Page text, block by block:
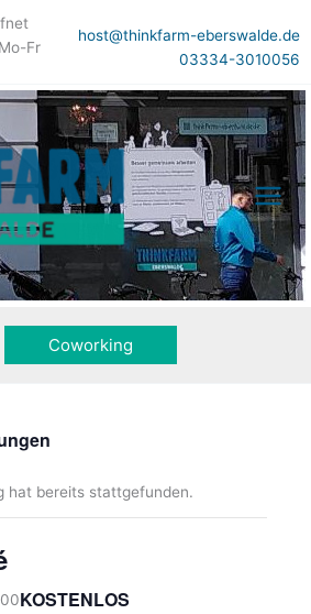
Fr
host@thinkfarm-eberswalde.de
03334-3010056
Coworking
hat bereits stattgefunden.
KOSTENLOS